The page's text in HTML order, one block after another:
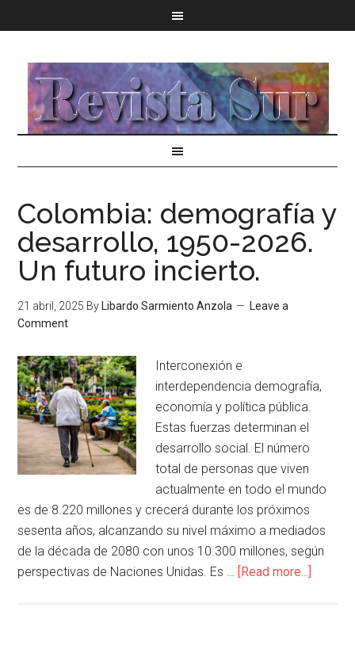
Colombia: demografía y
desarrollo, 1950-2026.
Un futuro incierto.
21 abril, 2025 By Libardo Sarmiento Anzola
Leave a
Comment
Interconexión e
interdependencia demografía,
economía y política pública.
Estas fuerzas determinan el
desarrollo social. El número
total de personas que viven
actualmente en todo el mundo
es de 8.220 millones y crecerá durante los próximos
sesenta años, alcanzando su nivel máximo a mediados
de la década de 2080 con unos 10.300 millones, según
perspectivas de Naciones Unidas. Es … [Read more...]